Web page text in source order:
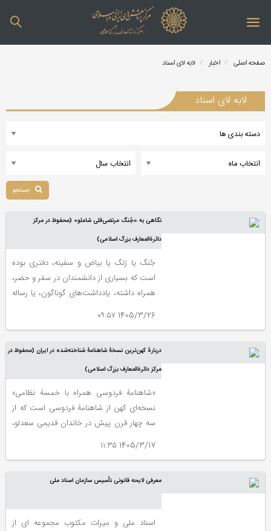
صفحه اصلی اخبار لابه لای اسناد
لابه لای اسناد
نگاهی به «جُنگ مرتضی‌قلی شاملو» (محفوظ در مرکز
دائرةالمعارف بزرگ اسلامی)
جُنگ یا ژنگ یا بیاض و سفینه، دفتری بوده
است که بسیاری از دانشمندان در سفر و حضر،
همراه داشته، یادداشت‌های گوناگون، یا رساله
1405/3/26 ۰۹:۵۷
دربارۀ کهن‌ترین نسخۀ شاهنامۀ شناخته‌شده در ایران (محفوظ در
مرکز دائرةالمعارف بزرگ اسلامی)
«شاهنامۀ فردوسی همراه با خمسۀ نظامی»
نسخه‌ای کهن از شاهنامۀ فردوسی است که از
سه چهار قرن پیش در خاندان قدیمی سعدلو،
1405/3/17 ۱۱:۳۵
معرفی لایحه قانونی تأسیس سازمان اسناد ملی
اسناد ملی و میراث مکتوب مجموعه ای از